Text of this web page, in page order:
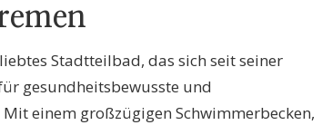
Stadtteilbad, das sich seit seiner
gesundheitsbewusste und
einem großzügigen Schwimmerbecken,